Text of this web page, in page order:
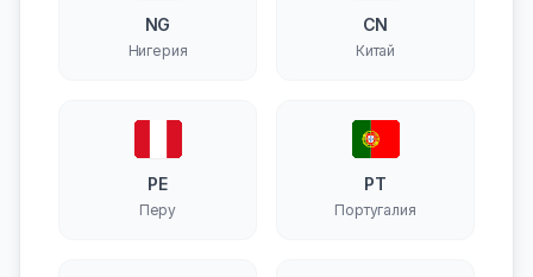
NG
Нигерия
CN
Китай
PE
Перу
PT
Португалия